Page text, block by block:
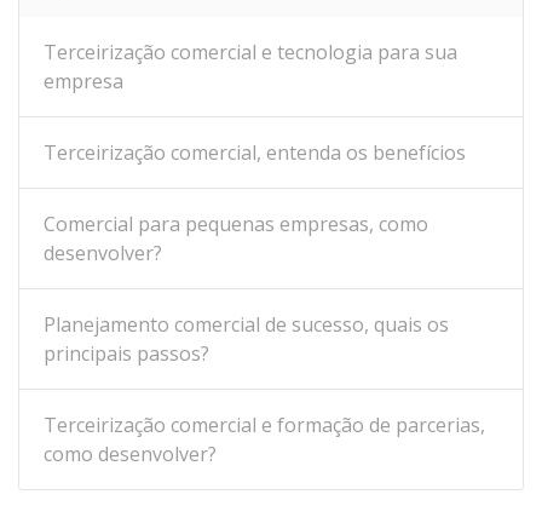
Terceirização comercial e tecnologia para sua
empresa
Terceirização comercial, entenda os benefícios
Comercial para pequenas empresas, como
desenvolver?
Planejamento comercial de sucesso, quais os
principais passos?
Terceirização comercial e formação de parcerias,
como desenvolver?